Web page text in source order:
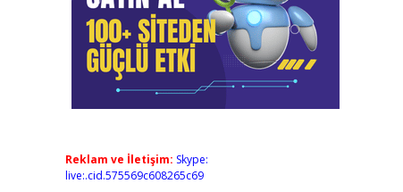
Reklam ve İletişim: Skype:
live:.cid.575569c608265c69